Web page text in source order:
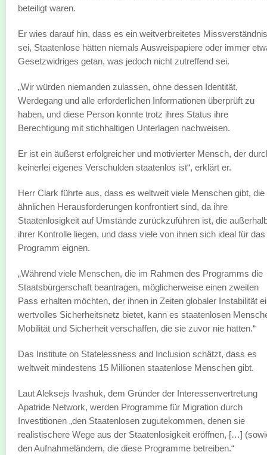
beteiligt waren.
Er wies darauf hin, dass es ein weitverbreitetes Missverständnis
sei, Staatenlose hätten niemals Ausweispapiere oder immer
Gesetzwidriges getan, was jedoch nicht zutreffend sei.
„Wir würden niemanden zulassen, ohne dessen Identität,
Werdegang und alle erforderlichen Informationen überprüft zu
haben, und diese Person konnte trotz ihres Status ihre
Berechtigung mit stichhaltigen Unterlagen nachweisen.
Er ist ein äußerst erfolgreicher und motivierter Mensch, der
keinerlei eigenes Verschulden staatenlos ist“, erklärt er.
Herr Clark führte aus, dass es weltweit viele Menschen gibt, die
ähnlichen Herausforderungen konfrontiert sind, da ihre
Staatenlosigkeit auf Umstände zurückzuführen ist, die
ihrer Kontrolle liegen, und dass viele von ihnen sich ideal für das
Programm eignen.
„Während viele Menschen, die im Rahmen des Programms die
Staatsbürgerschaft beantragen, möglicherweise einen zweiten
Pass erhalten möchten, der ihnen in Zeiten globaler Instabilität
wertvolles Sicherheitsnetz bietet, kann es staatenlosen
Mobilität und Sicherheit verschaffen, die sie zuvor nie hatten.“
Das Institute on Statelessness and Inclusion schätzt, dass es
weltweit mindestens 15 Millionen staatenlose Menschen gibt.
Laut Aleksejs Ivashuk, dem Gründer der Interessenvertretung
Apatride Network, werden Programme für Migration durch
Investitionen „den Staatenlosen zugutekommen, denen sie
realistischere Wege aus der Staatenlosigkeit eröffnen, […]
den Aufnahmeländern, die diese Programme betreiben.“